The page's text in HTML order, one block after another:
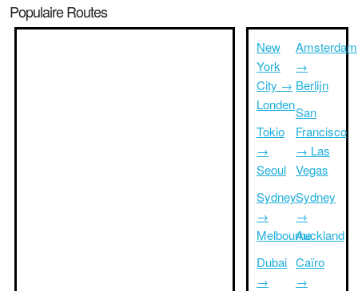
Populaire Routes
New
York
City →
Londen
Tokio
→
Seoul
Sydney
→
Melbourne
Dubai
→
Amsterdam
→
Berlijn
San
Francisco
→ Las
Vegas
Sydney
→
Auckland
Caïro
→